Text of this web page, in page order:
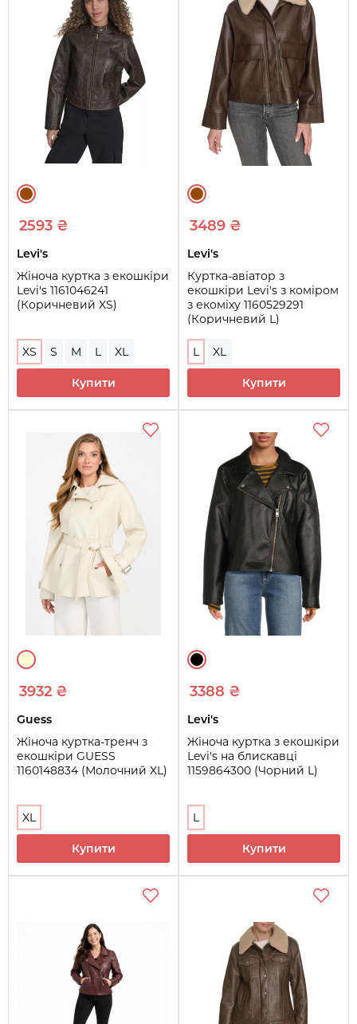
2593 ₴
Levi's
Жіноча куртка з екошкіри
Levi's 1161046241
(Коричневий XS)
XS S M L XL
Купити
3489 ₴
Levi's
Куртка-авіатор з
екошкіри Levi's з коміром
з екоміху 1160529291
(Коричневий L)
L XL
Купити
3932 ₴
Guess
Жіноча куртка-тренч з
екошкіри GUESS
1160148834 (Молочний XL)
XL
Купити
3388 ₴
Levi's
Жіноча куртка з екошкіри
Levi's на блискавці
1159864300 (Чорний L)
L
Купити